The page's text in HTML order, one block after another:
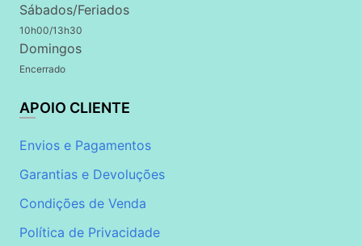
Sábados/Feriados
10h00/13h30
Domingos
Encerrado
APOIO CLIENTE
Envios e Pagamentos
Garantias e Devoluções
Condições de Venda
Política de Privacidade